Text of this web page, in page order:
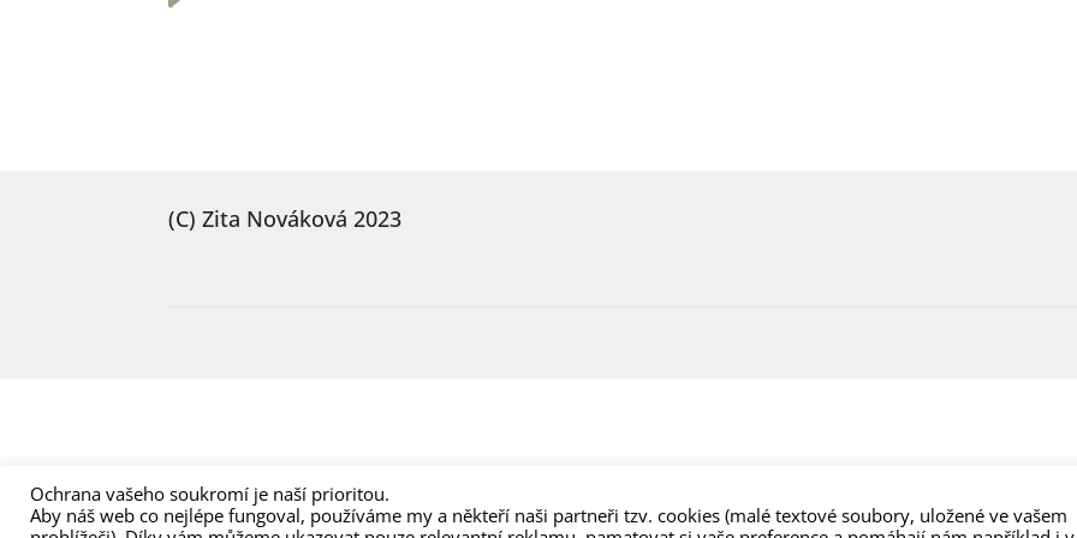
(C) Zita Nováková 2023
Ochrana vašeho soukromí je naší prioritou.
Aby náš web co nejlépe fungoval, používáme my a někteří naši partneři tzv. cookies (malé textové soubory, uložené ve vašem